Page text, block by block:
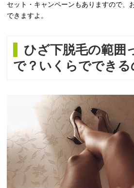
セット・キャンペーンもありますので、
できますよ。
ひざ下脱毛の範囲
で？いくらでできる